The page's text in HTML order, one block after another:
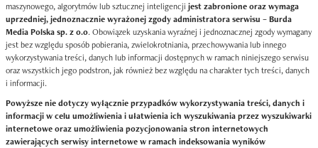
maszynowego, algorytmów lub sztucznej inteligencji jest zabronione oraz wymaga
uprzedniej, jednoznacznie wyrażonej zgody administratora serwisu – Burda
Media Polska sp. z o.o. Obowiązek uzyskania wyraźnej i jednoznacznej zgody wymagany
jest bez względu sposób pobierania, zwielokrotniania, przechowywania lub innego
wykorzystywania treści, danych lub informacji dostępnych w ramach niniejszego serwisu
oraz wszystkich jego podstron, jak również bez względu na charakter tych treści, danych
i informacji.
Powyższe nie dotyczy wyłącznie przypadków wykorzystywania treści, danych i
informacji w celu umożliwienia i ułatwienia ich wyszukiwania przez wyszukiwarki
internetowe oraz umożliwienia pozycjonowania stron internetowych
zawierających serwisy internetowe w ramach indeksowania wyników